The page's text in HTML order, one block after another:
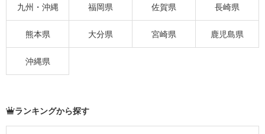
九州・沖縄 福岡県 佐賀県 長崎県
熊本県 大分県 宮崎県 鹿児島県
沖縄県
ランキングから探す